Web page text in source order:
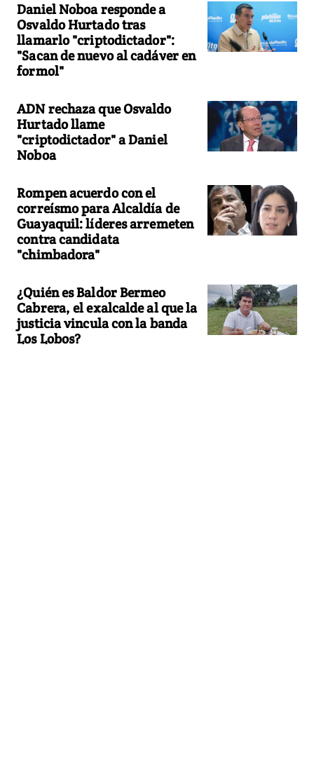
Daniel Noboa responde a
Osvaldo Hurtado tras
llamarlo "criptodictador":
"Sacan de nuevo al cadáver en
formol"
ADN rechaza que Osvaldo
Hurtado llame
"criptodictador" a Daniel
Noboa
Rompen acuerdo con el
correísmo para Alcaldía de
Guayaquil: líderes arremeten
contra candidata
"chimbadora"
¿Quién es Baldor Bermeo
Cabrera, el exalcalde al que la
justicia vincula con la banda
Los Lobos?